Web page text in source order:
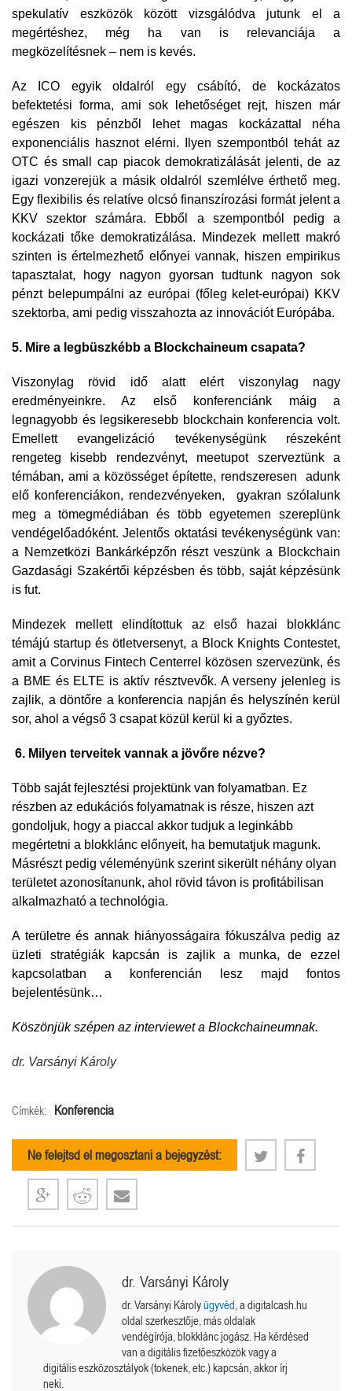
spekulatív eszközök között vizsgálódva jutunk el a
megértéshez, még ha van is relevanciája a
megközelítésnek – nem is kevés.
Az ICO egyik oldalról egy csábító, de kockázatos
befektetési forma, ami sok lehetőséget rejt, hiszen már
egészen kis pénzből lehet magas kockázattal néha
exponenciális hasznot elérni. Ilyen szempontból tehát az
OTC és small cap piacok demokratizálását jelenti, de az
igazi vonzerejük a másik oldalról szemlélve érthető meg.
Egy flexibilis és relatíve olcsó finanszírozási formát jelent a
KKV szektor számára. Ebből a szempontból pedig a
kockázati tőke demokratizálása. Mindezek mellett makró
szinten is értelmezhető előnyei vannak, hiszen empirikus
tapasztalat, hogy nagyon gyorsan tudtunk nagyon sok
pénzt belepumpálni az európai (főleg kelet-európai) KKV
szektorba, ami pedig visszahozta az innovációt Európába.
5. Mire a legbüszkébb a Blockchaineum csapata?
Viszonylag rövid idő alatt elért viszonylag nagy
eredményeinkre. Az első konferenciánk máig a
legnagyobb és legsikeresebb blockchain konferencia volt.
Emellett evangelizáció tevékenységünk részeként
rengeteg kisebb rendezvényt, meetupot szerveztünk a
témában, ami a közösséget építette, rendszeresen adunk
elő konferenciákon, rendezvényeken, gyakran szólalunk
meg a tömegmédiában és több egyetemen szereplünk
vendégelőadóként. Jelentős oktatási tevékenységünk van:
a Nemzetközi Bankárképzőn részt veszünk a Blockchain
Gazdasági Szakértői képzésben és több, saját képzésünk
is fut.
Mindezek mellett elindítottuk az első hazai blokklánc
témájú startup és ötletversenyt, a Block Knights Contestet,
amit a Corvinus Fintech Centerrel közösen szervezünk, és
a BME és ELTE is aktív résztvevők. A verseny jelenleg is
zajlik, a döntőre a konferencia napján és helyszínén kerül
sor, ahol a végső 3 csapat közül kerül ki a győztes.
6. Milyen terveitek vannak a jövőre nézve?
Több saját fejlesztési projektünk van folyamatban. Ez
részben az edukációs folyamatnak is része, hiszen azt
gondoljuk, hogy a piaccal akkor tudjuk a leginkább
megértetni a blokklánc előnyeit, ha bemutatjuk magunk.
Másrészt pedig véleményünk szerint sikerült néhány olyan
területet azonosítanunk, ahol rövid távon is profitábilisan
alkalmazható a technológia.
A területre és annak hiányosságaira fókuszálva pedig az
üzleti stratégiák kapcsán is zajlik a munka, de ezzel
kapcsolatban a konferencián lesz majd fontos
bejelentésünk…
Köszönjük szépen az interviewet a Blockchaineumnak.
dr. Varsányi Károly
Címkék: Konferencia
Ne felejtsd el megosztani a bejegyzést:
dr. Varsányi Károly
dr. Varsányi Károlyügyvéd , a digitalcash.hu
oldal szerkesztője, más oldalak
vendégírója, blokklánc jogász. Ha kérdésed
van a digitális fizetőeszközök vagy a
digitális eszközosztályok (tokenek, etc.) kapcsán, akkor írj
neki.